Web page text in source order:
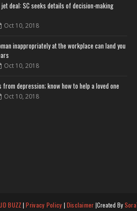
deal: SC seeks details of decision-making
Oct 10, 2018
inappropriately at the workplace can land you
Oct 10, 2018
depression; know how to help a loved one
Oct 10, 2018
BUZZ|Privacy Policy | Disclaimer |Created By